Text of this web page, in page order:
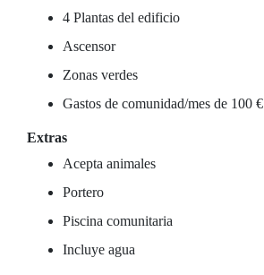
4 Plantas del edificio
Ascensor
Zonas verdes
Gastos de comunidad/mes de 100 €
Extras
Acepta animales
Portero
Piscina comunitaria
Incluye agua